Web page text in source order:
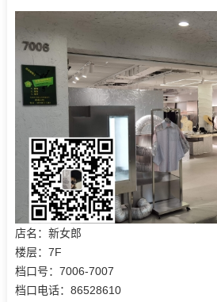
店名：新女郎
楼层：7F
档口号：7006-7007
档口电话：86528610